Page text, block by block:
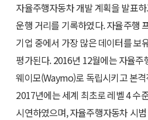
자율주행자동차 개발 계획을 발표
운행 거리를 기록하였다. 자율주행
기업 중에서 가장 많은 데이터를 보
평가된다. 2016년 12월에는 자율주
웨이모(Waymo)로 독립시키고 본
2017년에는 세계 최초로 레벨 4 수
시연하였으며, 자율주행자동차 시